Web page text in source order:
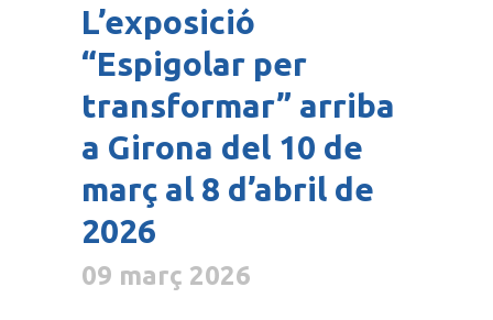
L’exposició
“Espigolar per
transformar” arriba
a Girona del 10 de
març al 8 d’abril de
2026
09 març 2026